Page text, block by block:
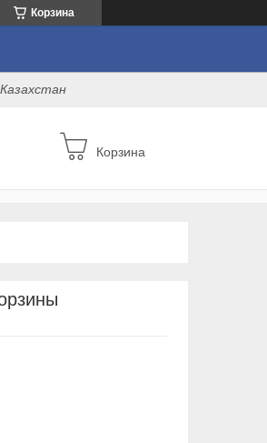
Корзина
Корзина